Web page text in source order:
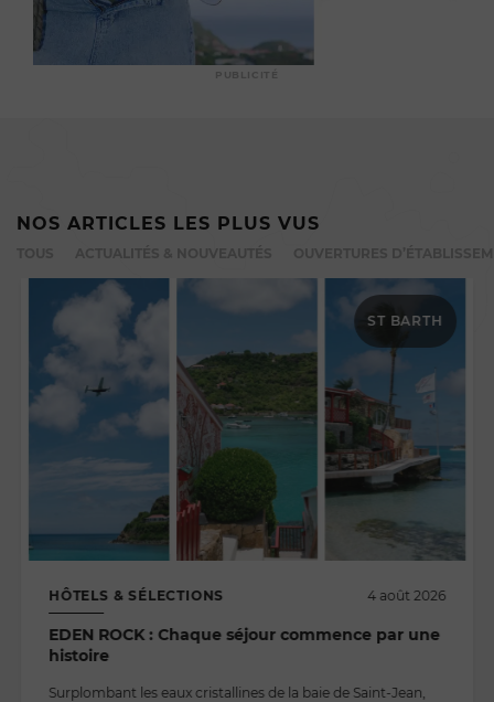
PUBLICITÉ
NOS ARTICLES LES PLUS VUS
ST BARTH
HÔTELS & SÉLECTIONS 4 août 2026
EDEN ROCK : Chaque séjour commence par une
histoire
Surplombant les eaux cristallines de la baie de Saint-Jean,